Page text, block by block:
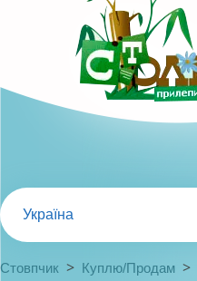
Україна
Стовпчик > Куплю/Продам >